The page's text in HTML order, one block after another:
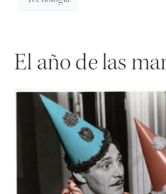
El año de las